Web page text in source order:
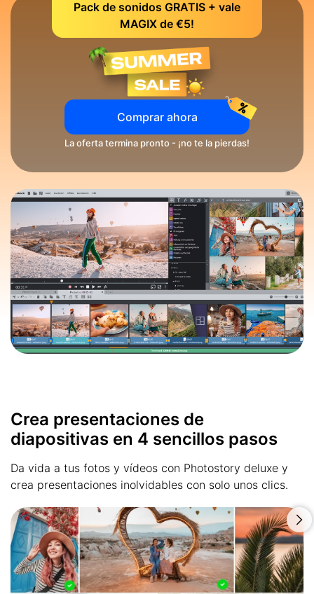
Pack de sonidos GRATIS + vale
MAGIX de €5!
Comprar ahora
La oferta termina pronto - ¡no te la pierdas!
Crea presentaciones de
diapositivas en 4 sencillos pasos
Da vida a tus fotos y vídeos con Photostory deluxe y
crea presentaciones inolvidables con solo unos clics.